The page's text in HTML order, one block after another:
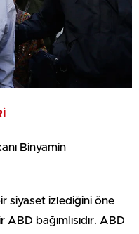
Binyamin
siyaset izlediğini öne
bağımlısıdır. ABD